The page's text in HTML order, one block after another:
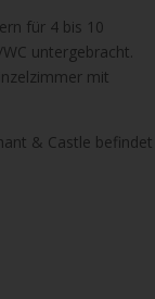
für 4 bis 10
untergebracht.
mit
& Castle befindet